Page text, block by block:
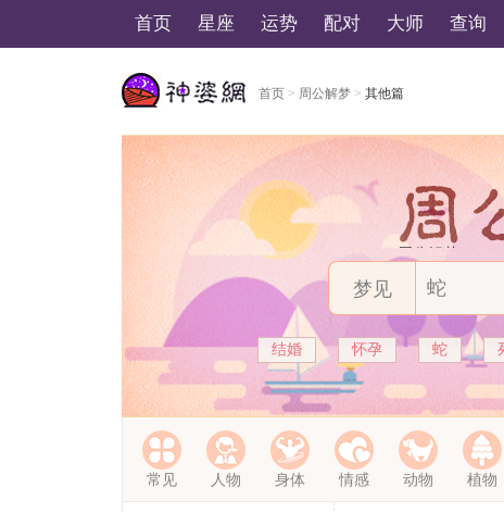
首页 星座 运势 配对 大师 查询
美国神婆星座网
首页 > 周公解梦 > 其他篇
周公解梦
梦见
结婚 怀孕 蛇
常见 人物 身体 情感 动物 植物